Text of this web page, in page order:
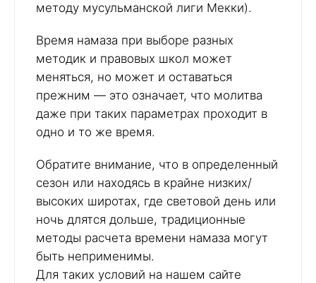
методу мусульманской лиги Мекки).
Время намаза при выборе разных
методик и правовых школ может
меняться, но может и оставаться
прежним — это означает, что молитва
даже при таких параметрах проходит в
одно и то же время.
Обратите внимание, что в определенный
сезон или находясь в крайне низких/
высоких широтах, где световой день или
ночь длятся дольше, традиционные
методы расчета времени намаза могут
быть неприменимы.
Для таких условий на нашем сайте